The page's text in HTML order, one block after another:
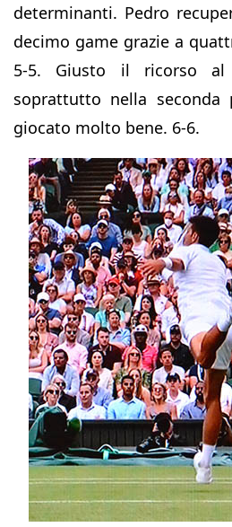
determinanti. Pedro
decimo game grazie a
5-5. Giusto il ricorso
soprattutto nella seconda
giocato molto bene. 6-6.